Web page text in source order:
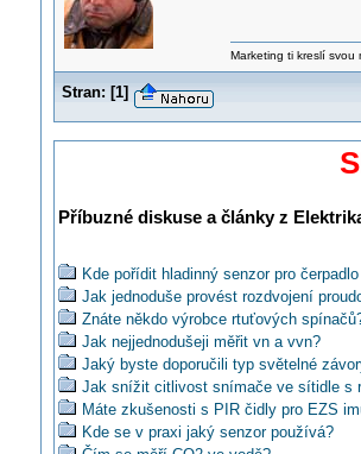
Marketing ti kreslí
Stran: [1]
Příbuzné diskuse a články z
Kde pořídit hladinný senzor pro
Jak jednoduše provést rozdvojení
Znáte někdo výrobce rtuťových
Jak nejjednodušeji měřit vn a vvn?
Jaký byste doporučili typ světelné
Jak snížit citlivost snímače ve sítidle s
Máte zkušenosti s PIR čidly pro EZS
Kde se v praxi jaký senzor používá?